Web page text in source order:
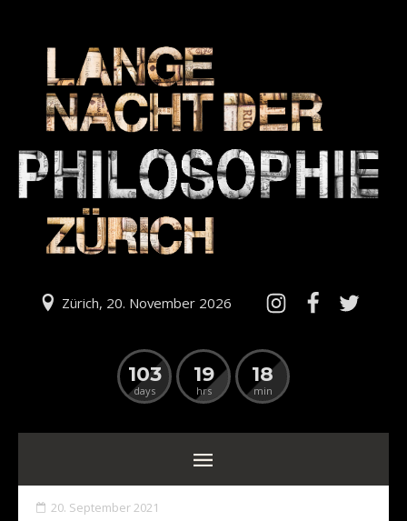
Zürich, 20. November 2026
103
days
19
hrs
18
min
20. September 2021